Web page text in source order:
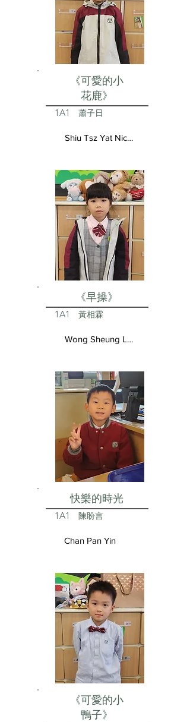
《可愛的小
花鹿》
1A1 蕭子日
Shiu Tsz Yat Nicolas
《早操》
1A1 黃相霖
Wong Sheung Lam
快樂的時光
1A1 陳盼言
Chan Pan Yin
《可愛的小
鴨子》